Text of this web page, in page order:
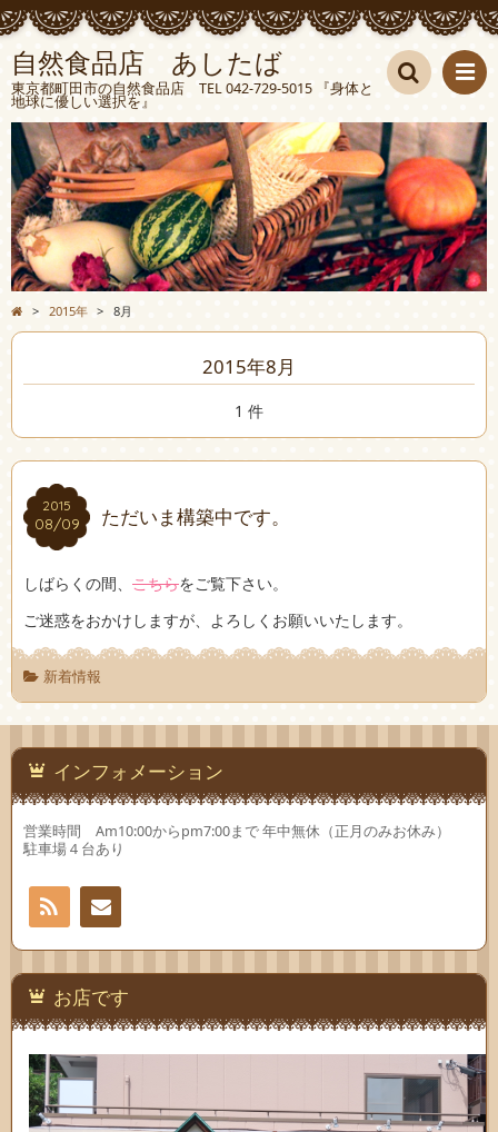
自然食品店 あしたば
東京都町田市の自然食品店 TEL 042-729-5015 『身体と
地球に優しい選択を』 検索
> 2015年 > 8月
2015年8月
1 件
2015
08/09
2015
08/09 ただいま構築中です。
しばらくの間、 こちらをご覧下さい。
ご迷惑をおかけしますが、よろしくお願いいたします。
新着情報
インフォメーション
営業時間 Am10:00からpm7:00まで 年中無休（正月のみお休み）
駐車場４台あり
お問
い合
わせ
お店です